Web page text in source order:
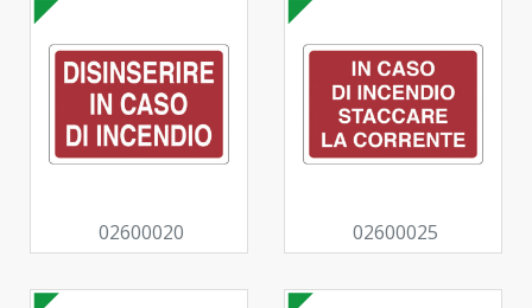
02600020 02600025